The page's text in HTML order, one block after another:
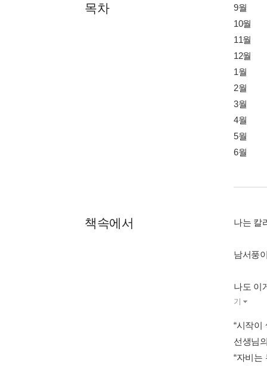
목차
9월
10월
11월
12월
1월
2월
3월
4월
5월
6월
책속에서 나는 칼
남서풍
나도 이
기
“시작이
선생님
“자비는